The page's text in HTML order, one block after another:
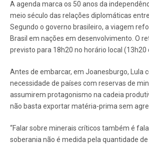
A agenda marca os 50 anos da
meio século das relações diplomáticas
Segundo o governo brasileiro, a viagem
Brasil em nações em desenvolvimento. O
previsto para 18h20 no horário local (13h20
Antes de embarcar, em Joanesburgo, Lula
necessidade de países com reservas de
assumirem protagonismo na cadeia
não basta exportar matéria-prima sem
“Falar sobre minerais críticos também é
soberania não é medida pela quantidade